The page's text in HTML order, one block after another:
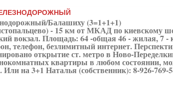
Балашиху (3=1+1+1)
- 15 км от МКАД по киевскому
вокзал. Площадь: 64 -общая 46 - жилая, 7 -
телефон, безлимитный интернет.
открытие ст. метро в Ново-
квартиры в любом состоянии,
на 3+1 Наталья (собственник): 8-926-769-